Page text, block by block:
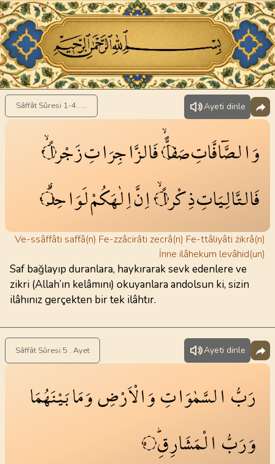
Sâffât Sûresi 1-4 . Ayet Ayeti dinle
وَالصَّٓافَّاتِصَفاًّۙ١فَالزَّاجِرَاتِزَجْراًۙ٢
فَالتَّالِيَاتِذِكْراًۙ٣اِنَّاِلٰهَكُمْلَوَاحِدٌۜ٤
Ve-ssâffâti saffâ(n) Fe-zzâcirâti zecrâ(n) Fe-ttâliyâti żikrâ(n)
İnne ilâhekum levâhid(un)
Saf bağlayıp duranlara, haykırarak sevk edenlere ve
zikri (Allah’ın kelâmını) okuyanlara andolsun ki, sizin
ilâhınız gerçekten bir tek ilâhtır.
Sâffât Sûresi 5 . Ayet Ayeti dinle
رَبُّ السَّمٰوَاتِوَالْاَرْضِوَمَابَيْنَهُمَا
وَرَبُّ الْمَشَارِقِۜ ٥